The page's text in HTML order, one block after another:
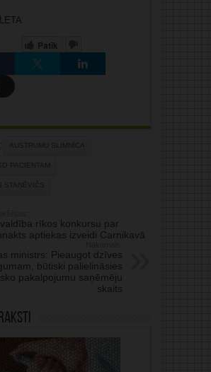
Patīk
AUSTRUMU SLIMNĪCA
PACIENTAM
STAŅĒVIČS
rīkos konkursu par
aptiekas izveidi Carnikavā
ministrs: Pieaugot dzīves
būtiski palielināsies
pakalpojumu saņēmēju
skaits